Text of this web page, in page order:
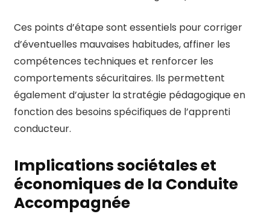
Ces points d’étape sont essentiels pour corriger
d’éventuelles mauvaises habitudes, affiner les
compétences techniques et renforcer les
comportements sécuritaires. Ils permettent
également d’ajuster la stratégie pédagogique en
fonction des besoins spécifiques de l’apprenti
conducteur.
Implications sociétales et
économiques de la Conduite
Accompagnée